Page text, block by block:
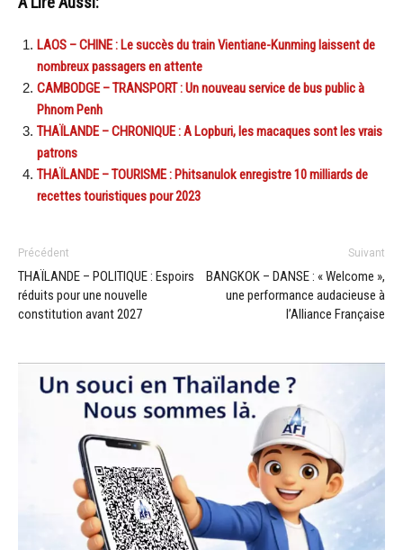
LAOS – CHINE : Le succès du train Vientiane-Kunming laissent de
nombreux passagers en attente
CAMBODGE – TRANSPORT : Un nouveau service de bus public à
Phnom Penh
THAÏLANDE – CHRONIQUE : A Lopburi, les macaques sont les vrais
patrons
THAÏLANDE – TOURISME : Phitsanulok enregistre 10 milliards de
recettes touristiques pour 2023
Précédent
THAÏLANDE – POLITIQUE : Espoirs
réduits pour une nouvelle
constitution avant 2027
Suivant
BANGKOK – DANSE : « Welcome »,
une performance audacieuse à
l’Alliance Française